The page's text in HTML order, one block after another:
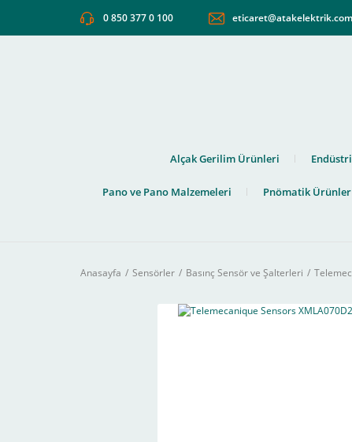
0 850 377 0 100 eticaret@atakelektrik.com
Alçak Gerilim Ürünleri
Pano ve Pano Malzemeleri Pnömatik Ürünler
Anasayfa Sensörler Basınç Sensör ve Şalterleri